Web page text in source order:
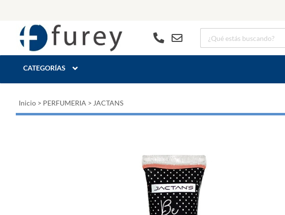
CATEGORÍAS
Inicio > PERFUMERIA > JACTANS